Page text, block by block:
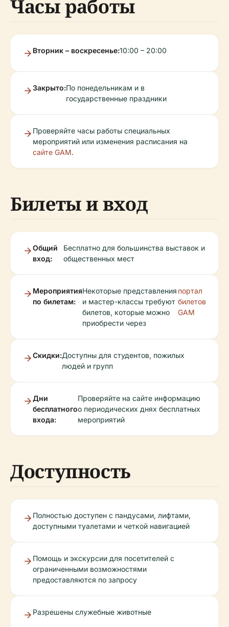
Часы работы
Вторник – воскресенье:10:00 – 20:00
Закрыто:По понедельникам и в
государственные праздники
Проверяйте часы работы специальных
мероприятий или изменения расписания на
сайте GAM.
Билеты и вход
Общий
вход:
Бесплатно для большинства выставок и
общественных мест
Мероприятия
по билетам:
Некоторые представления
и мастер-классы требуют
билетов, которые можно
приобрести через
портал
билетов
GAM
Скидки:Доступны для студентов, пожилых
людей и групп
Дни
бесплатного
входа:
Проверяйте на сайте информацию
о периодических днях бесплатных
мероприятий
Доступность
Полностью доступен с пандусами, лифтами,
доступными туалетами и четкой навигацией
Помощь и экскурсии для посетителей с
ограниченными возможностями
предоставляются по запросу
Разрешены служебные животные